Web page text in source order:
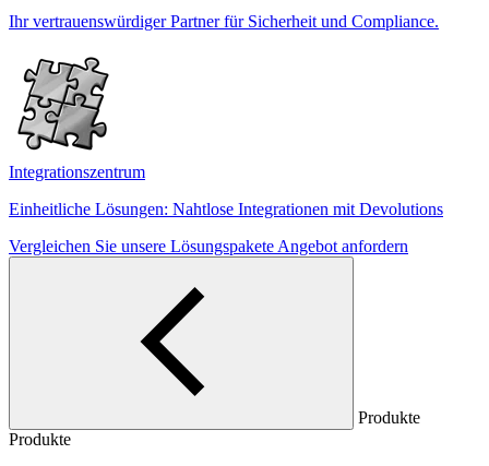
Ihr vertrauenswürdiger Partner für Sicherheit und Compliance.
Integrationszentrum
Einheitliche Lösungen: Nahtlose Integrationen mit Devolutions
Vergleichen Sie unsere Lösungspakete Angebot anfordern
Produkte
Produkte